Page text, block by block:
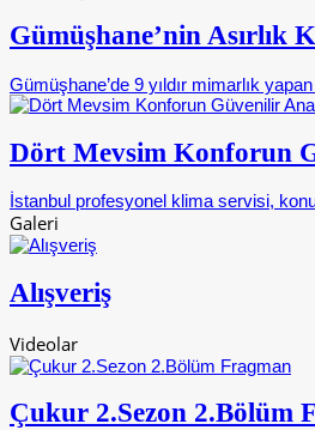
Gümüşhane’nin Asırlık
Gümüşhane’de 9 yıldır mimarlık
Dört Mevsim Konforun
İstanbul profesyonel klima servisi,
Galeri
Alışveriş
Videolar
Çukur 2.Sezon 2.Bölüm